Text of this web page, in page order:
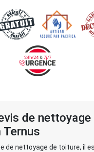
de
de nettoyage de toiture, il